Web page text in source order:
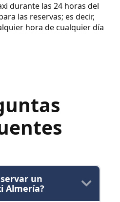
durante las 24 horas del
las reservas; es decir,
hora de cualquier día
un
Almería?